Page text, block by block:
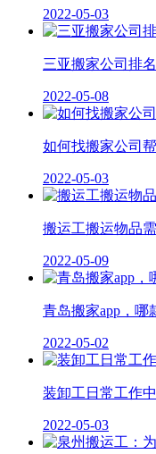
2022-05-03
三亚搬家公司排
2022-05-08
如何找搬家公司
2022-05-03
搬运工搬运物品
2022-05-09
青岛搬家app，哪
2022-05-02
装卸工日常工作
2022-05-03